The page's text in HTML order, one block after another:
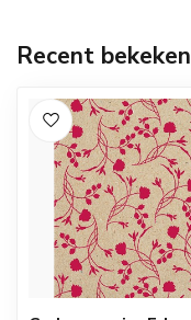
Recent bekeken